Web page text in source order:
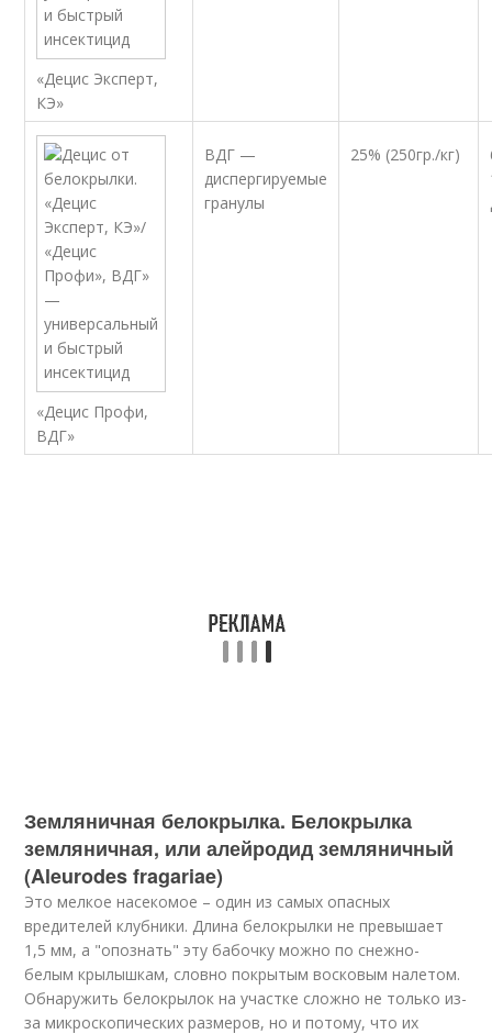
«Децис Эксперт,
КЭ»
«Децис Профи,
ВДГ»
ВДГ —
диспергируемые
гранулы
25% (250гр./кг)
Земляничная белокрылка. Белокрылка
земляничная, или алейродид земляничный
(Aleurodes fragariae)
Это мелкое насекомое – один из самых опасных
вредителей клубники. Длина белокрылки не превышает
1,5 мм, а "опознать" эту бабочку можно по снежно-
белым крылышкам, словно покрытым восковым налетом.
Обнаружить белокрылок на участке сложно не только из-
за микроскопических размеров, но и потому, что их